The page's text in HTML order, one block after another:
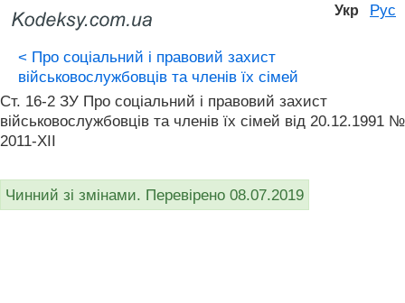
Укр Рус
< Про соціальний і правовий захист
військовослужбовців та членів їх сімей
Ст. 16-2 ЗУ Про соціальний і правовий захист
військовослужбовців та членів їх сімей від 20.12.1991 №
2011-XII
Чинний зі змінами. Перевірено 08.07.2019